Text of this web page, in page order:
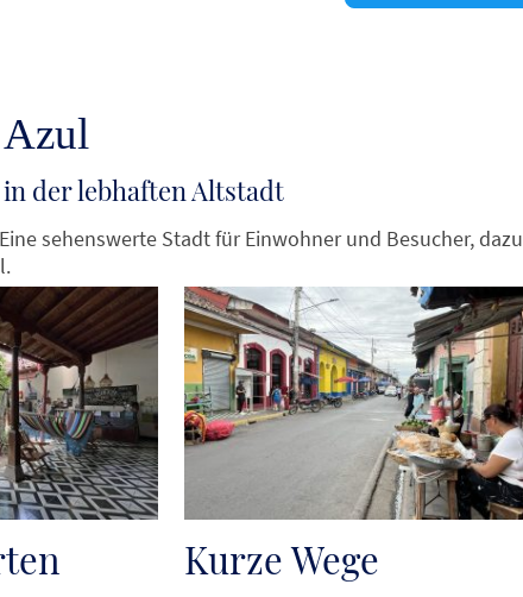
der lebhaften Altstadt
sehenswerte Stadt für Einwohner und Besucher, dazu
Kurze Wege